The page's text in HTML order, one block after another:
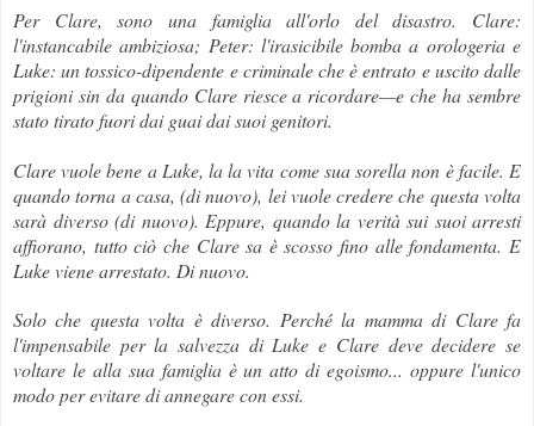
Per Clare, sono una famiglia all'orlo del disastro. Clare:
l'instancabile ambiziosa; Peter: l'irasicibile bomba a orologeria e
Luke: un tossico-dipendente e criminale che è entrato e uscito dalle
prigioni sin da quando Clare riesce a ricordare—e che ha sembre
stato tirato fuori dai guai dai suoi genitori.
Clare vuole bene a Luke, la la vita come sua sorella non è facile. E
quando torna a casa, (di nuovo), lei vuole credere che questa volta
sarà diverso (di nuovo). Eppure, quando la verità sui suoi arresti
affiorano, tutto ciò che Clare sa è scosso fino alle fondamenta. E
Luke viene arrestato. Di nuovo.
Solo che questa volta è diverso. Perché la mamma di Clare fa
l'impensabile per la salvezza di Luke e Clare deve decidere se
voltare le alla sua famiglia è un atto di egoismo... oppure l'unico
modo per evitare di annegare con essi.